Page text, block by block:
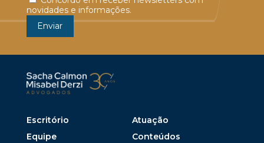
novidades e informações.
Escritório
Atuação
Equipe
Conteúdos